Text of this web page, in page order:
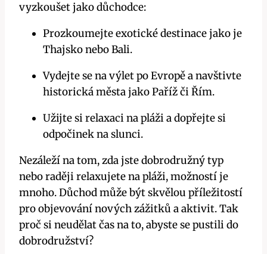
vyzkoušet jako důchodce:
Prozkoumejte exotické destinace jako je
Thajsko nebo Bali.
Vydejte se na výlet po Evropě a navštivte
historická města jako Paříž či Řím.
Užijte si relaxaci na pláži a dopřejte si
odpočinek na slunci.
Nezáleží na tom, zda jste dobrodružný typ
nebo raději relaxujete na pláži, možností je
mnoho. Důchod může být skvělou příležitostí
pro objevování nových zážitků a aktivit. Tak
proč si neudělat čas na to, abyste se pustili do
dobrodružství?